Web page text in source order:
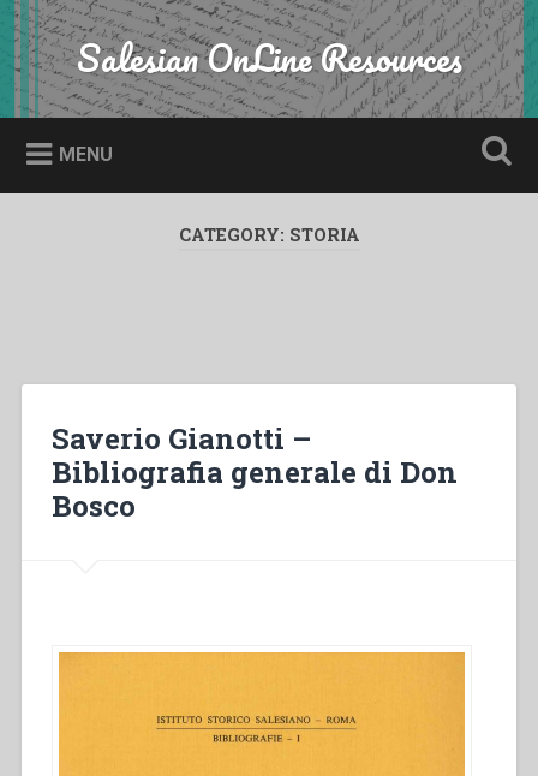
Skip
to
content
Search Salesian OnLine Resources
MENU
CATEGORY: STORIA
Saverio Gianotti –
Bibliografia generale di Don
Bosco